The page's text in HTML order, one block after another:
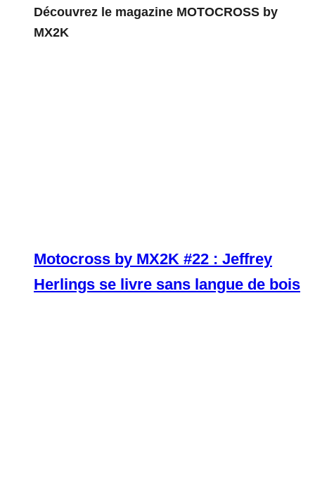
Découvrez le magazine MOTOCROSS by
MX2K
Motocross by MX2K #22 : Jeffrey
Herlings se livre sans langue de bois